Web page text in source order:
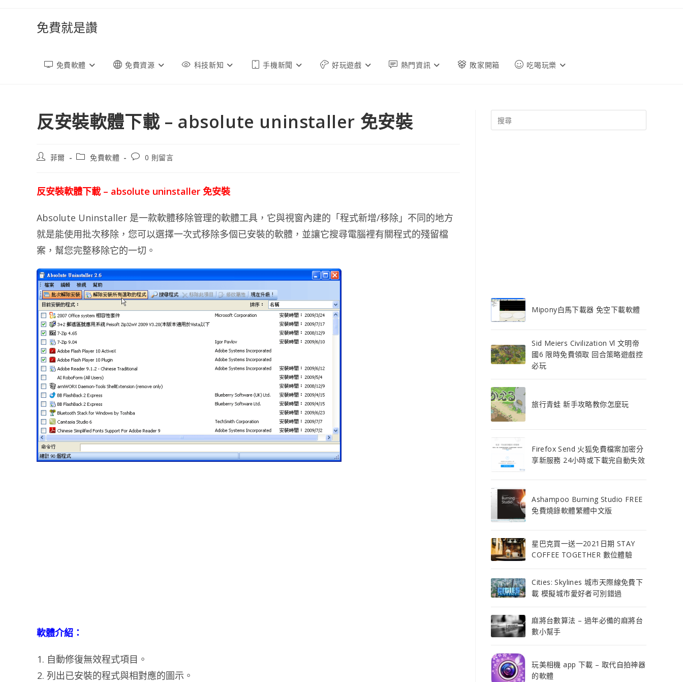
免費就是讚
免費軟體 免費資源 科技新知 手機新聞 好玩遊戲 熱門資訊 敗家開箱 吃喝玩樂
反安裝軟體下載 – absolute uninstaller 免安裝
文
者:
菲爾
文
別:
免費軟體
文
論：
0 則留言
反安裝軟體下載 – absolute uninstaller 免安裝
Absolute Uninstaller 是一款軟體移除管理的軟體工具，它與視窗內建的「程式新增/移除」不同的地方
就是能使用批次移除，您可以選擇一次式移除多個已安裝的軟體，並讓它搜尋電腦裡有關程式的殘留檔
案，幫您完整移除它的一切。
軟體介紹：
自動修復無效程式項目。
列出已安裝的程式與相對應的圖示。
Mipony白馬下載器 免空下載軟體
Sid Meiers Civilization Vl 文明帝
國6 限時免費領取 回合策略遊戲控
必玩
旅行青蛙 新手攻略教你怎麼玩
Firefox Send 火狐免費檔案加密分
享新服務 24小時或下載完自動失效
Ashampoo Burning Studio FREE
免費燒錄軟體繁體中文版
星巴克買一送一2021日期 STAY
COFFEE TOGETHER 數位體驗
Cities: Skylines 城市天際線免費下
載 模擬城市愛好者可別錯過
麻將台數算法 – 過年必備的麻將台
數小幫手
玩美相機 app 下載 – 取代自拍神器
的軟體